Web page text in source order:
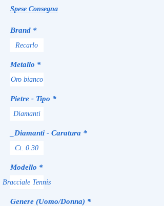
Spese Consegna
Brand *
Recarlo
Metallo *
Oro bianco
Pietre - Tipo *
Diamanti
_Diamanti - Caratura *
Ct. 0.30
Modello *
Bracciale Tennis
Genere (Uomo/Donna) *